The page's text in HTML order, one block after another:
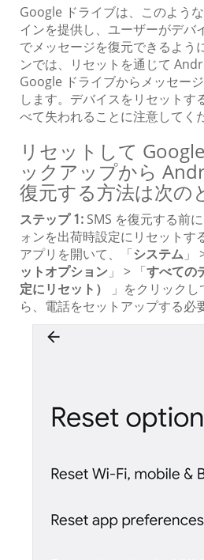
Google ドライブは、このよう
インを提供し、ユーザーがデバ
でメッセージを復元できるよう
ンでは、リセットを通じて
Google ドライブからメッセー
します。デバイスをリセットす
べて失われることに注意してく
リセットして
ックアップから
復元する方法は次の
ステップ 1: SMS を復元する前
ォンを出荷時設定にリセットす
アプリを開いて、「システム 」
ットオプション 」 > 「すべての
定にリセット）
」をクリック
ら、電話をセットアップする必